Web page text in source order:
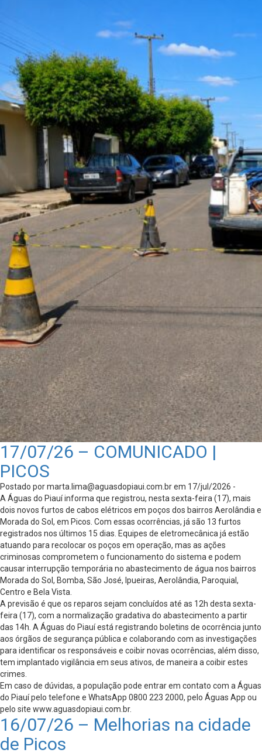
17/07/26 – COMUNICADO |
PICOS
Postado pormarta.lima@aguasdopiaui.com.brem 17/jul/2026 -
A Águas do Piauí informa que registrou, nesta sexta-feira (17), mais
dois novos furtos de cabos elétricos em poços dos bairros Aerolândia e
Morada do Sol, em Picos. Com essas ocorrências, já são 13 furtos
registrados nos últimos 15 dias. Equipes de eletromecânica já estão
atuando para recolocar os poços em operação, mas as ações
criminosas comprometem o funcionamento do sistema e podem
causar interrupção temporária no abastecimento de água nos bairros
Morada do Sol, Bomba, São José, Ipueiras, Aerolândia, Paroquial,
Centro e Bela Vista.
A previsão é que os reparos sejam concluídos até as 12h desta sexta-
feira (17), com a normalização gradativa do abastecimento a partir
das 14h. A Águas do Piauí está registrando boletins de ocorrência junto
aos órgãos de segurança pública e colaborando com as investigações
para identificar os responsáveis e coibir novas ocorrências, além disso,
tem implantado vigilância em seus ativos, de maneira a coibir estes
crimes.
Em caso de dúvidas, a população pode entrar em contato com a Águas
do Piauí pelo telefone e WhatsApp 0800 223 2000, pelo Águas App ou
pelo site www.aguasdopiaui.com.br.
16/07/26 – Melhorias na cidade
de Picos